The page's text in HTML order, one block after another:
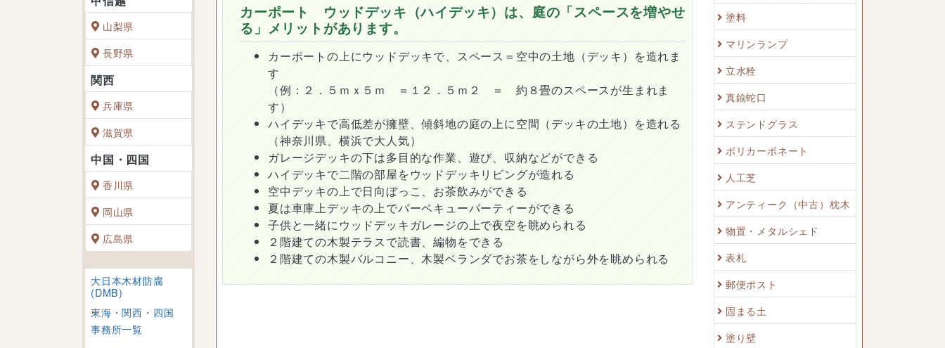
山梨県
長野県
兵庫県
滋賀県
香川県
岡山県
広島県
大日本木材防腐
(DMB)
東海・関西・四国
事務所一覧
カーポート ウッドデッキ（ハイデッキ）は、庭の「スペースを増やせ
る」メリットがあります。
カーポートの上にウッドデッキで、スペース＝空中の土地（デッキ）を造れま
す
（例：２．５ｍｘ５ｍ ＝１２．５ｍ２ ＝ 約８畳のスペースが生まれま
す）
ハイデッキで高低差が擁壁、傾斜地の庭の上に空間（デッキの土地）を造れる
（神奈川県、横浜で大人気）
ガレージデッキの下は多目的な作業、遊び、収納などができる
ハイデッキで二階の部屋をウッドデッキリビングが造れる
空中デッキの上で日向ぼっこ、お茶飲みができる
夏は車庫上デッキの上でバーベキューパーティーができる
子供と一緒にウッドデッキガレージの上で夜空を眺められる
２階建ての木製テラスで読書、編物をできる
２階建ての木製バルコニー、木製ベランダでお茶をしながら外を眺められる
塗料
マリンランプ
立水栓
真鍮蛇口
ステンドグラス
ポリカーボネート
人工芝
アンティーク（中古）枕木
物置・メタルシェド
表札
郵便ポスト
固まる土
塗り壁